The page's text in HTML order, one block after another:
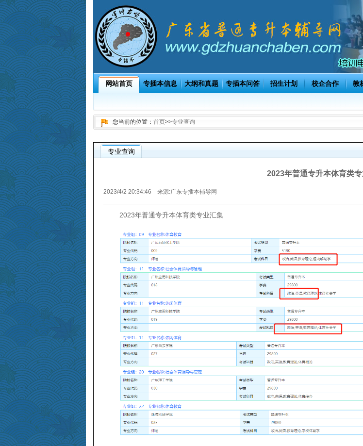
网站首页 专插本信息 大纲和真题 专插本问答 招生计划 校企合作 教
您当前的位置： 首页>>专业查询
专业查询
2023年普通专升本体育类
2023/4/2 20:34:46 来源:广东专插本辅导网
2023年普通专升本体育类专业汇集